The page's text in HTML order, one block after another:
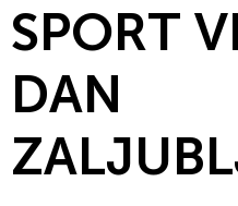
SPORT
DAN